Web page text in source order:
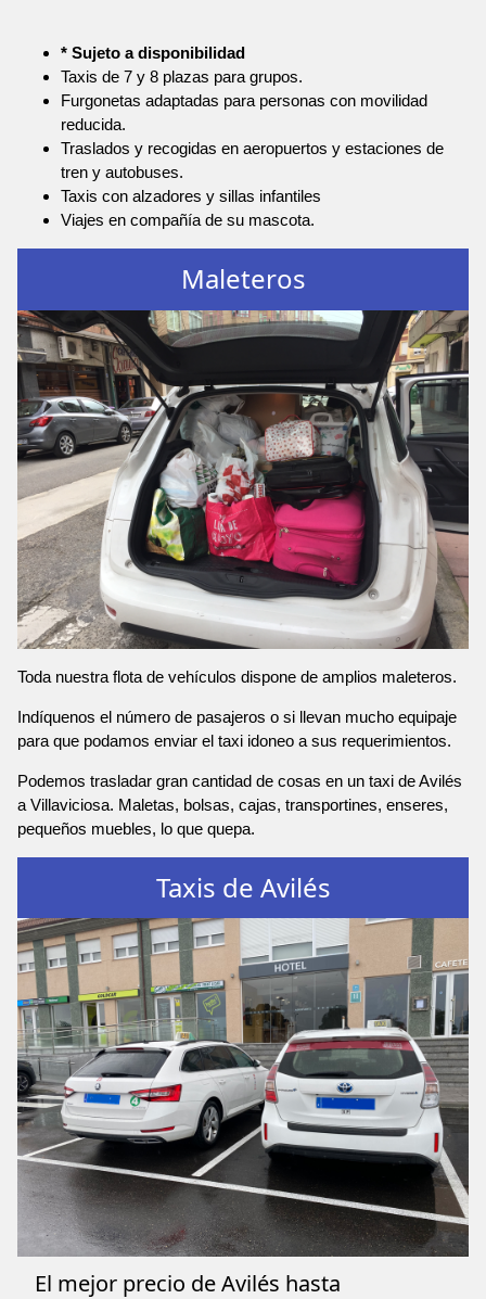
* Sujeto a disponibilidad
Taxis de 7 y 8 plazas para grupos.
Furgonetas adaptadas para personas con movilidad
reducida.
Traslados y recogidas en aeropuertos y estaciones de
tren y autobuses.
Taxis con alzadores y sillas infantiles
Viajes en compañía de su mascota.
Maleteros
Toda nuestra flota de vehículos dispone de amplios maleteros.
Indíquenos el número de pasajeros o si llevan mucho equipaje
para que podamos enviar el taxi idoneo a sus requerimientos.
Podemos trasladar gran cantidad de cosas en un taxi de Avilés
a Villaviciosa. Maletas, bolsas, cajas, transportines, enseres,
pequeños muebles, lo que quepa.
Taxis de Avilés
El mejor precio de Avilés hasta